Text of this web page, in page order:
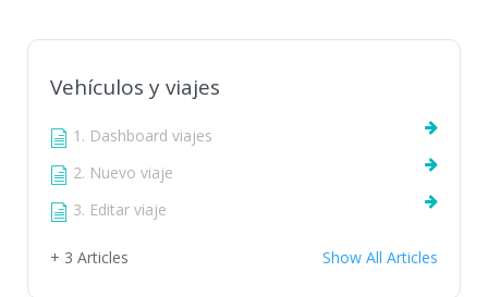
Vehículos y viajes
1. Dashboard viajes
2. Nuevo viaje
3. Editar viaje
+ 3 Articles Show All Articles